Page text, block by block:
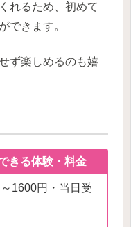
れるため、初めて
できます。
ず楽しめるのも嬉
きる体験・料金
1600円・当日受